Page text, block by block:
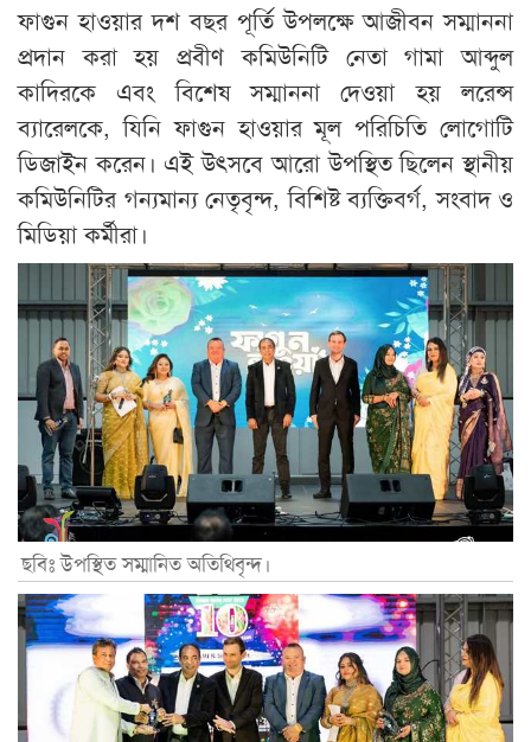
ফাগুন হাওয়ার দশ বছর পূর্তি উপলক্ষে আজীবন সম্মাননা
প্রদান করা হয় প্রবীণ কমিউনিটি নেতা গামা আব্দুল
কাদিরকে এবং বিশেষ সম্মাননা দেওয়া হয় লরেন্স
ব্যারেলকে, যিনি ফাগুন হাওয়ার মূল পরিচিতি লোগোটি
ডিজাইন করেন। এই উৎসবে আরো উপস্থিত ছিলেন স্থানীয়
কমিউনিটির গন‍্যমান‍্য নেতৃবৃন্দ, বিশিষ্ট ব্যক্তিবর্গ, সংবাদ ও
মিডিয়া কর্মীরা।
ছবিঃ উপস্থিত সম্মানিত অতিথিবৃন্দ।